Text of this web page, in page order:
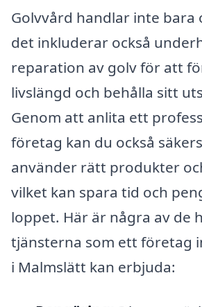
Golvvård handlar inte bara
det inkluderar också
reparation av golv för att
livslängd och behålla sitt
Genom att anlita ett
företag kan du också
använder rätt produkter
vilket kan spara tid och
loppet. Här är några av de
tjänsterna som ett företag
i Malmslätt kan erbjuda: